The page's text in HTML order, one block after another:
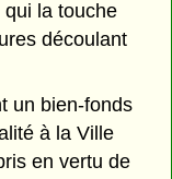
la touche
découlant
un bien-fonds
à la Ville
en vertu de